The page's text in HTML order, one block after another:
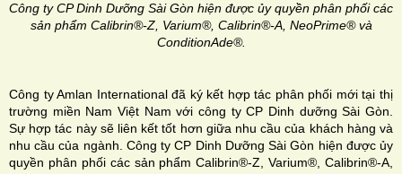
Công ty CP Dinh Dưỡng Sài Gòn hiện được ủy quyền phân phối các
sản phẩm Calibrin®-Z, Varium®, Calibrin®-A, NeoPrime® và
ConditionAde®.
Công ty Amlan International đã ký kết hợp tác phân phối mới tại thị
trường miền Nam Việt Nam với công ty CP Dinh dưỡng Sài Gòn.
Sự hợp tác này sẽ liên kết tốt hơn giữa nhu cầu của khách hàng và
nhu cầu của ngành. Công ty CP Dinh Dưỡng Sài Gòn hiện được ủy
quyền phân phối các sản phẩm Calibrin®-Z, Varium®, Calibrin®-A,